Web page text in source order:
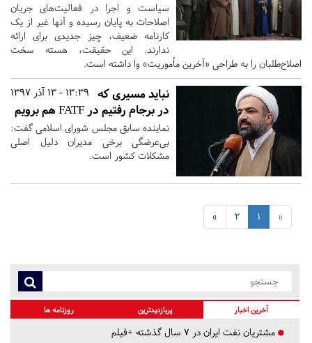
سیاست و اجرا در فعالیت‌های جریان
اصلاحات به پایان رسیده و آنها غیر از یک
کارنامه ضعیف، چیز جدیدی برای ارائه
ندارند. این حقیقت، هسته سخت
اصلاح‌طلبان را به طراحی «آخرین مأموریت» وا داشته است.
13:39 - 13 آذر 1397
نباید مسیری که
در برجام رفتیم در FATF هم برویم
نماینده سابق مجلس شورای اسلامی گفت:
بی‌عرضگی برخی مدیران دلیل اصلی
مشکلات کشور است.
«
1
2
»
آخرین اخبار پربازدیدترین روزنامه ها
مشتریان نفت ایران در ۷ سال گذشته +فیلم